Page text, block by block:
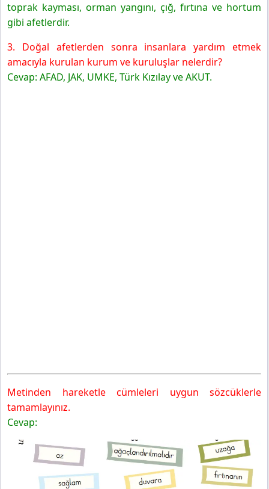
toprak kayması, orman yangını, çığ, fırtına ve hortum
gibi afetlerdir.
3. Doğal afetlerden sonra insanlara yardım etmek
amacıyla kurulan kurum ve kuruluşlar nelerdir?
Cevap: AFAD, JAK, UMKE, Türk Kızılay ve AKUT.
Metinden hareketle cümleleri uygun sözcüklerle
tamamlayınız.
Cevap: